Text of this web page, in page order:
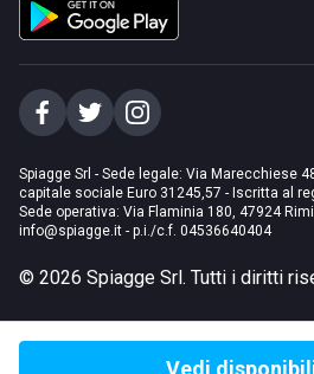
Spiagge Srl - Sede legale: Via Marecchiese
capitale sociale Euro 31245,57 - Iscritta al
Sede operativa: Via Flaminia 180, 47924
info@spiagge.it - p.i./c.f. 04536640404
© 2026 Spiagge Srl. Tutti i diritti
Vedi